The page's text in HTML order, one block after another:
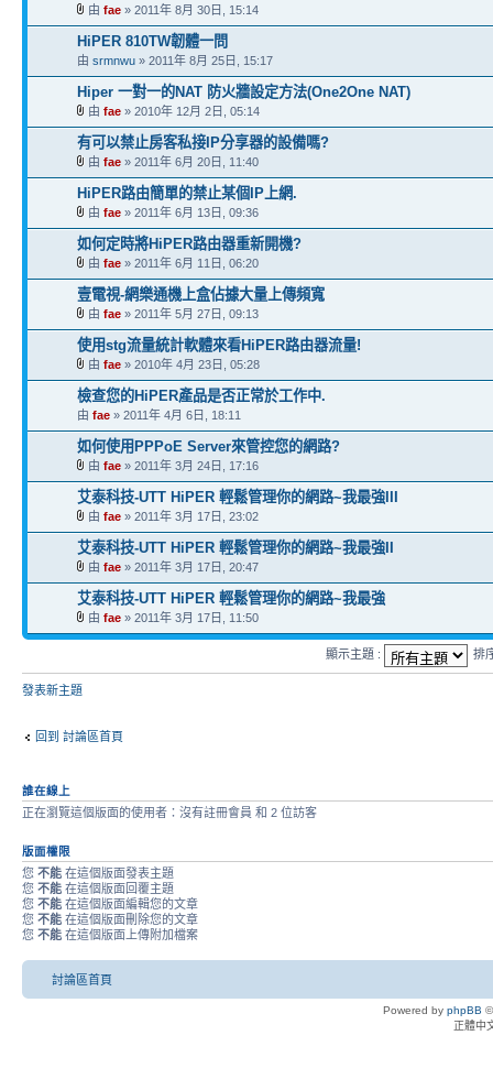
由 fae » 2011年 8月 30日, 15:14
HiPER 810TW韌體一問
由 srmnwu » 2011年 8月 25日, 15:17
Hiper 一對一的NAT 防火牆設定方法(One2One NAT)
由 fae » 2010年 12月 2日, 05:14
有可以禁止房客私接IP分享器的設備嗎?
由 fae » 2011年 6月 20日, 11:40
HiPER路由簡單的禁止某個IP上網.
由 fae » 2011年 6月 13日, 09:36
如何定時將HiPER路由器重新開機?
由 fae » 2011年 6月 11日, 06:20
壹電視-網樂通機上盒佔據大量上傳頻寬
由 fae » 2011年 5月 27日, 09:13
使用stg流量統計軟體來看HiPER路由器流量!
由 fae » 2010年 4月 23日, 05:28
檢查您的HiPER產品是否正常於工作中.
由 fae » 2011年 4月 6日, 18:11
如何使用PPPoE Server來管控您的網路?
由 fae » 2011年 3月 24日, 17:16
艾泰科技-UTT HiPER 輕鬆管理你的網路~我最強III
由 fae » 2011年 3月 17日, 23:02
艾泰科技-UTT HiPER 輕鬆管理你的網路~我最強II
由 fae » 2011年 3月 17日, 20:47
艾泰科技-UTT HiPER 輕鬆管理你的網路~我最強
由 fae » 2011年 3月 17日, 11:50
顯示主題 : 排
發表新主題
回到 討論區首頁
誰在線上
正在瀏覽這個版面的使用者：沒有註冊會員 和 2 位訪客
版面權限
您 不能 在這個版面發表主題
您 不能 在這個版面回覆主題
您 不能 在這個版面編輯您的文章
您 不能 在這個版面刪除您的文章
您 不能 在這個版面上傳附加檔案
討論區首頁
Powered by phpBB
正體中